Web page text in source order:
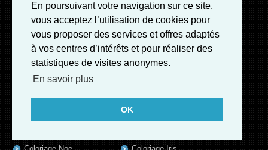
En poursuivant votre navigation sur ce site,
vous acceptez l’utilisation de cookies pour
vous proposer des services et offres adaptés
à vos centres d’intérêts et pour réaliser des
statistiques de visites anonymes.
En savoir plus
OK
Coloriage Eleonore
Coloriage Ava
Coloriage Simon
Coloriage Julien
Coloriage Lina
Coloriage Salome
Coloriage Matteo
Coloriage Ulysse
Coloriage Martin
Coloriage Heloïse
Coloriage Felix